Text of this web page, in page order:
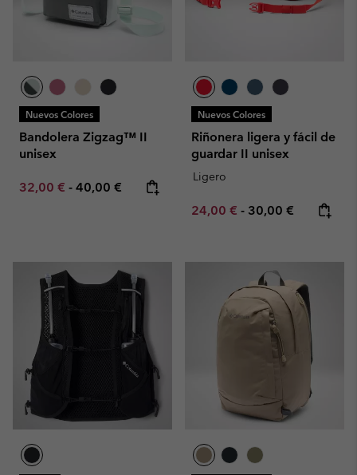
Nuevos Colores
Bandolera Zigzag™ II
unisex
Minimum sale price:
32,00 € - Maximum price:
40,00 €
Nuevos Colores
Riñonera ligera y fácil de
guardar II unisex
Ligero
Minimum sale price:
24,00 € - Maximum price:
30,00 €